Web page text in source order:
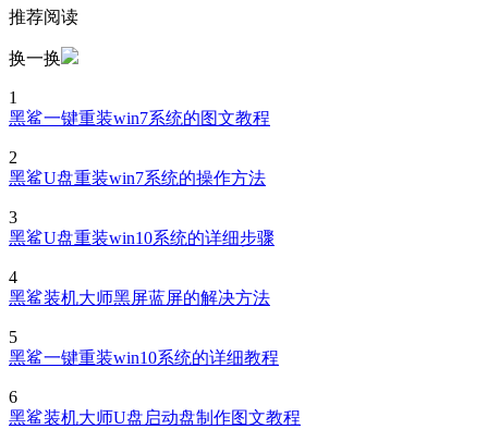
推荐阅读
换一换
1
黑鲨一键重装win7系统的图文教程
2
黑鲨U盘重装win7系统的操作方法
3
黑鲨U盘重装win10系统的详细步骤
4
黑鲨装机大师黑屏蓝屏的解决方法
5
黑鲨一键重装win10系统的详细教程
6
黑鲨装机大师U盘启动盘制作图文教程